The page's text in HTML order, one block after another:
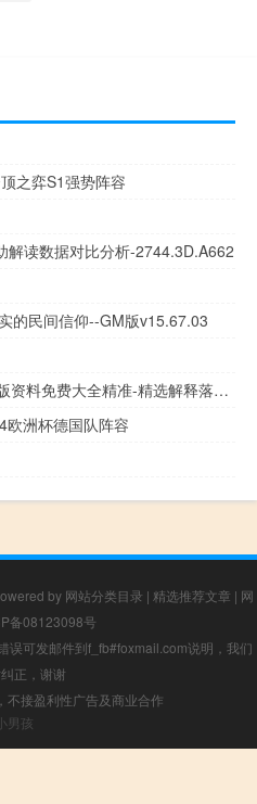
之弈S1强势阵容
解读数据对比分析-2744.3D.A662
的民间信仰--GM版v15.67.03
香港开奖+澳门开奖：澳彩正版资料免费大全精准-精选解释落实-1173.3D.A22
洲杯德国队阵容
by 网站分类目录 | 精选推荐文章 | 网
备08123098号
误可发邮件到f_fb#foxmail.com说明，我们
正，谢谢
不接盈利性广告及商业合作
男孩